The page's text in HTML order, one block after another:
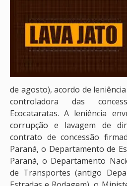
de agosto), acordo de leniência
controladora das
Ecocataratas. A leniência
corrupção e lavagem de
contrato de concessão
Paraná, o Departamento de
Paraná, o Departamento
de Transportes (antigo